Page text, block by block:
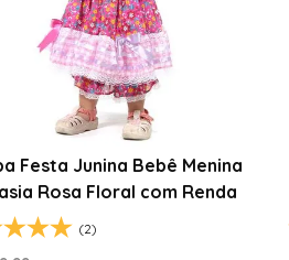
Festa Junina Bebê Menina
Rosa Floral com Renda
(2)